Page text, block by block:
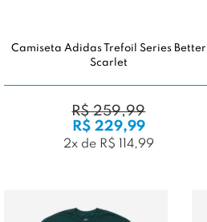
Camiseta Adidas Trefoil Series Better
Scarlet
R$ 259,99
R$ 229,99
2x de R$ 114,99